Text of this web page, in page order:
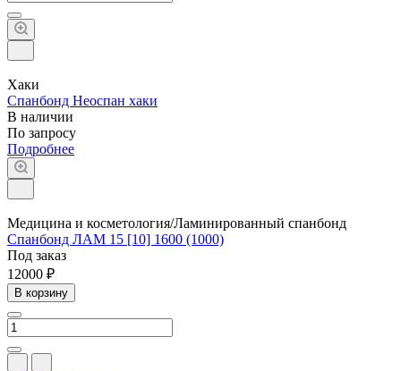
Хаки
Спанбонд Неоспан хаки
В наличии
По запросу
Подробнее
Медицина и косметология/Ламинированный спанбонд
Спанбонд ЛАМ 15 [10] 1600 (1000)
Под заказ
12000 ₽
В корзину